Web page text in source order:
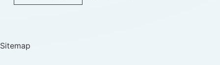
Denizliye
Sitemap